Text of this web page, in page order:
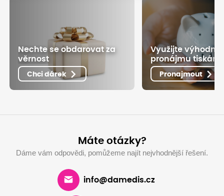
Nechte se obdarovat za
věrnost
Chci dárek
Využijte
pronájmu
Pronajmout
Máte otázky?
Dáme vám odpovědi, pomůžeme najít nejvhodnější řešení.
info@damedis.cz